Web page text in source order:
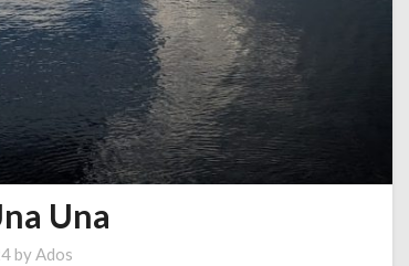
Una
byAdos